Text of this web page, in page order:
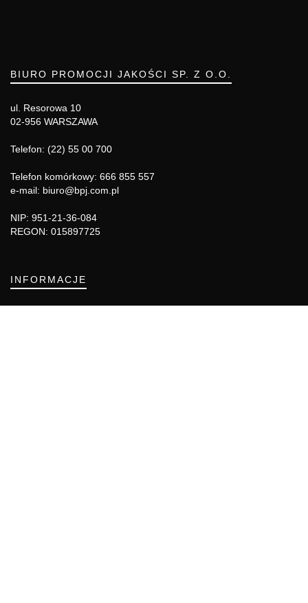
BIURO PROMOCJI JAKOŚCI SP. Z O.O.
ul. Resorowa 10
02-956 WARSZAWA
Telefon: (22) 55 00 700
Telefon komórkowy: 666 855 557
e-mail: biuro@bpj.com.pl
NIP: 951-21-36-084
REGON: 015897725
INFORMACJE